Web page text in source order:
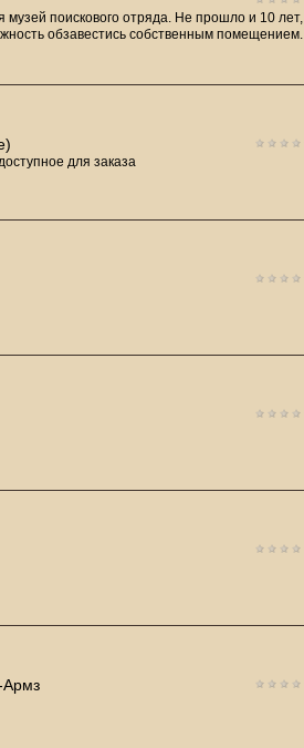
музей поискового отряда. Не прошло и 10 лет,
обзавестись собственным помещением.
для заказа